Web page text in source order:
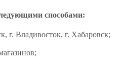
способами:
г. Владивосток, г. Хабаровск;